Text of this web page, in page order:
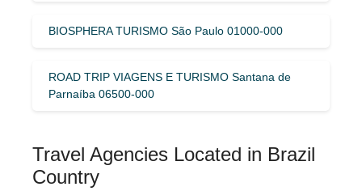
BIOSPHERA TURISMO São Paulo 01000-000
ROAD TRIP VIAGENS E TURISMO Santana de
Parnaíba 06500-000
Travel Agencies Located in Brazil
Country